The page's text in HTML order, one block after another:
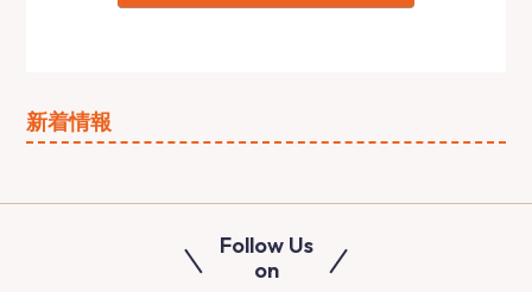
新着情報
Follow Us
on